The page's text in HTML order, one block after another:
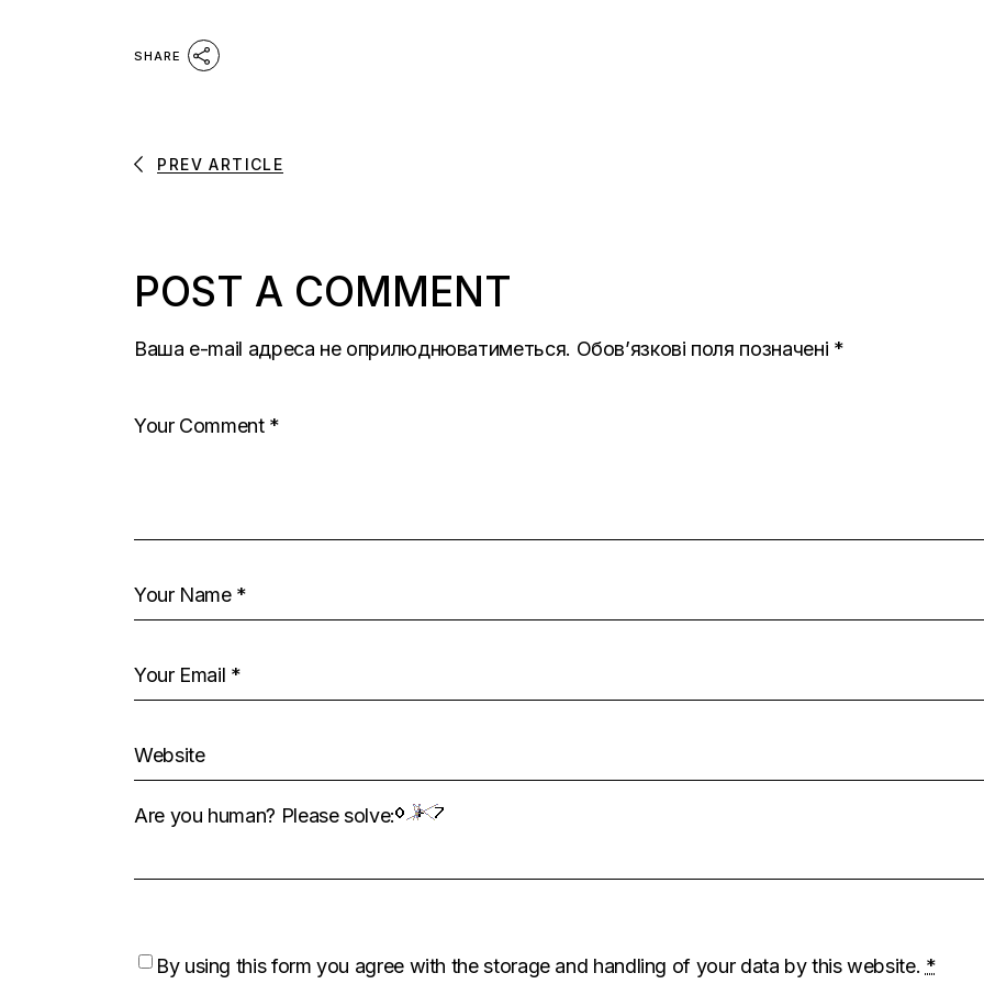
SHARE
PREV ARTICLE
POST A COMMENT
Ваша e-mail адреса не оприлюднюватиметься. Обов’язкові поля позначені *
Are you human? Please solve:
By using this form you agree with the storage and handling of your data by this website. *